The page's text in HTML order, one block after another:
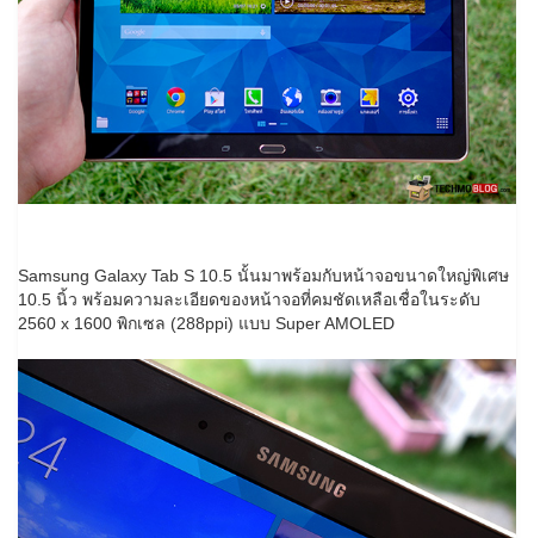
Samsung Galaxy Tab S 10.5 นั้นมาพร้อมกับหน้าจอขนาดใหญ่พิเศษ
10.5 นิ้ว พร้อมความละเอียดของหน้าจอที่คมชัดเหลือเชื่อในระดับ
2560 x 1600 พิกเซล (288ppi) แบบ Super AMOLED